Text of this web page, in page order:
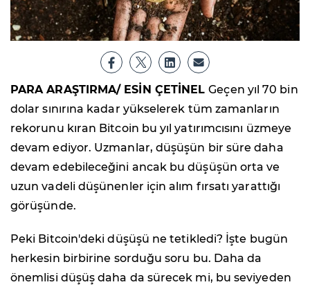
PARA ARAŞTIRMA/ ESİN ÇETİNELGeçen yıl 70 bin
dolar sınırına kadar yükselerek tüm zamanların
rekorunu kıran Bitcoin bu yıl yatırımcısını üzmeye
devam ediyor. Uzmanlar, düşüşün bir süre daha
devam edebileceğini ancak bu düşüşün orta ve
uzun vadeli düşünenler için alım fırsatı yarattığı
görüşünde.
Peki Bitcoin'deki düşüşü ne tetikledi? İşte bugün
herkesin birbirine sorduğu soru bu. Daha da
önemlisi düşüş daha da sürecek mi, bu seviyeden